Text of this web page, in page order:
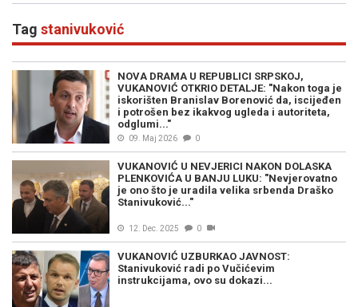
Tag stanivuković
NOVA DRAMA U REPUBLICI SRPSKOJ,
VUKANOVIĆ OTKRIO DETALJE: "Nakon toga je
iskorišten Branislav Borenović da, iscijeđen
i potrošen bez ikakvog ugleda i autoriteta,
odglumi..."
09. Maj 2026 0
VUKANOVIĆ U NEVJERICI NAKON DOLASKA
PLENKOVIĆA U BANJU LUKU: "Nevjerovatno
je ono što je uradila velika srbenda Draško
Stanivuković..."
12. Dec. 2025 0
VUKANOVIĆ UZBURKAO JAVNOST:
Stanivuković radi po Vučićevim
instrukcijama, ovo su dokazi...